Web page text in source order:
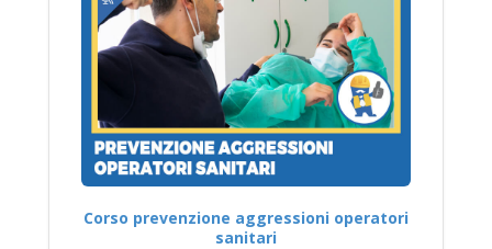
Corso prevenzione aggressioni operatori
sanitari